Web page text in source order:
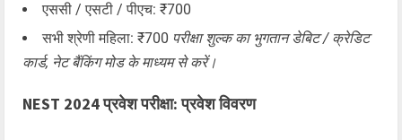
एससी / एसटी / पीएच: ₹700
सभी श्रेणी महिला: ₹700 परीक्षा शुल्क का भुगतान डेबिट / क्रेडिट
कार्ड, नेट बैंकिंग मोड के माध्यम से करें।
NEST 2024 प्रवेश परीक्षा: प्रवेश विवरण